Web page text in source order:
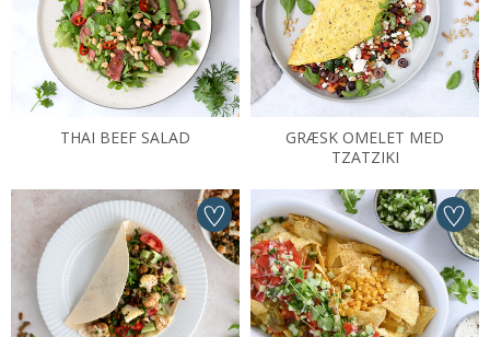
THAI BEEF SALAD
GRÆSK OMELET MED
TZATZIKI